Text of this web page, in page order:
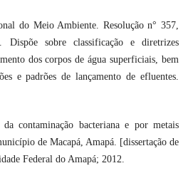
do Meio Ambiente. Resolução n° 357,
sobre classificação e diretrizes
dos corpos de água superficiais, bem
e padrões de lançamento de efluentes.
contaminação bacteriana e por metais
de Macapá, Amapá. [dissertação de
Federal do Amapá; 2012.